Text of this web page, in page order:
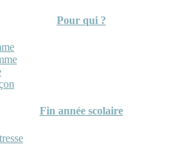
Pour qui ?
Fin année scolaire